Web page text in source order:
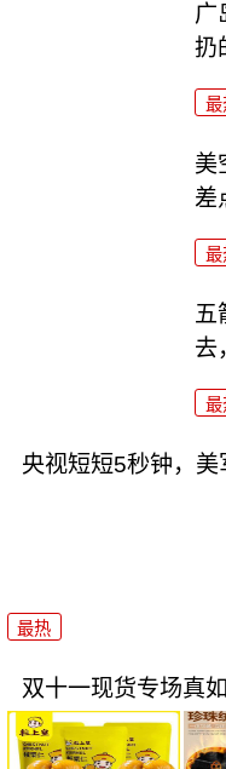
广
扔
最
美
差
最
五
去
最
央视短短5秒钟，
最热
双十一现货专场真